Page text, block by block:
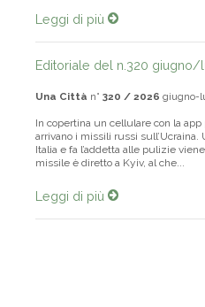
Leggi di più
Editoriale del n.320 giugno/
Una Città n° 320 / 2026 giugno-
In copertina un cellulare con la
arrivano i missili russi sull’Ucraina.
Italia e fa l’addetta alle pulizie
missile è diretto a Kyiv, al che...
Leggi di più